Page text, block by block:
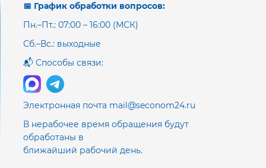
📅 График обработки вопросов:
Пн.–Пт.: 07:00 – 16:00 (МСК)
Сб.–Вс.: выходные
📬 Способы связи:
Электронная почта mail@seconom24.ru
В нерабочее время обращения будут
обработаны в
ближайший рабочий день.